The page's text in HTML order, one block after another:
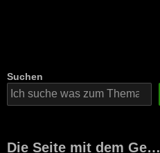
Suchen
Die Seite mit dem Ge…